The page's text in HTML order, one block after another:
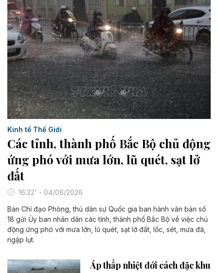
Kinh tế Thế Giới
Các tỉnh, thành phố Bắc Bộ chủ động
ứng phó với mưa lớn, lũ quét, sạt lở
đất
16:22' - 04/06/2026
Ban Chỉ đạo Phòng, thủ dân sự Quốc gia ban hành văn bản số
18 gửi Ủy ban nhân dân các tỉnh, thành phố Bắc Bộ về việc chủ
động ứng phó với mưa lớn, lũ quét, sạt lở đất, lốc, sét, mưa đá,
ngập lụt.
Áp thấp nhiệt đới cách đặc khu